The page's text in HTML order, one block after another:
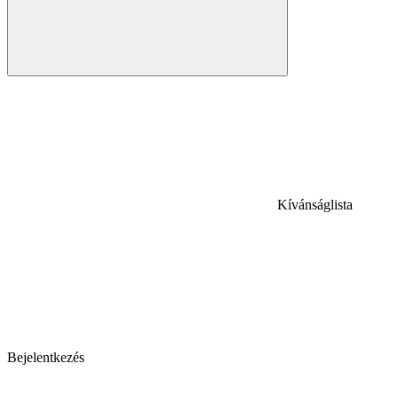
Kívánságlista
Bejelentkezés